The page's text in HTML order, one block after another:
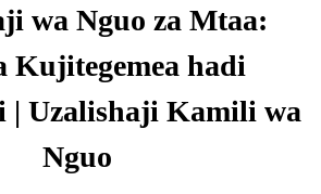
wa Nguo za Mtaa:
Kujitegemea hadi
| Uzalishaji Kamili wa
Nguo